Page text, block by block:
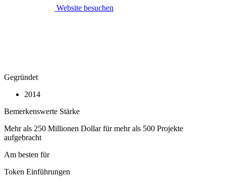
Website besuchen
Gegründet
2014
Bemerkenswerte Stärke
Mehr als 250 Millionen Dollar für mehr als 500 Projekte
aufgebracht
Am besten für
Token Einführungen